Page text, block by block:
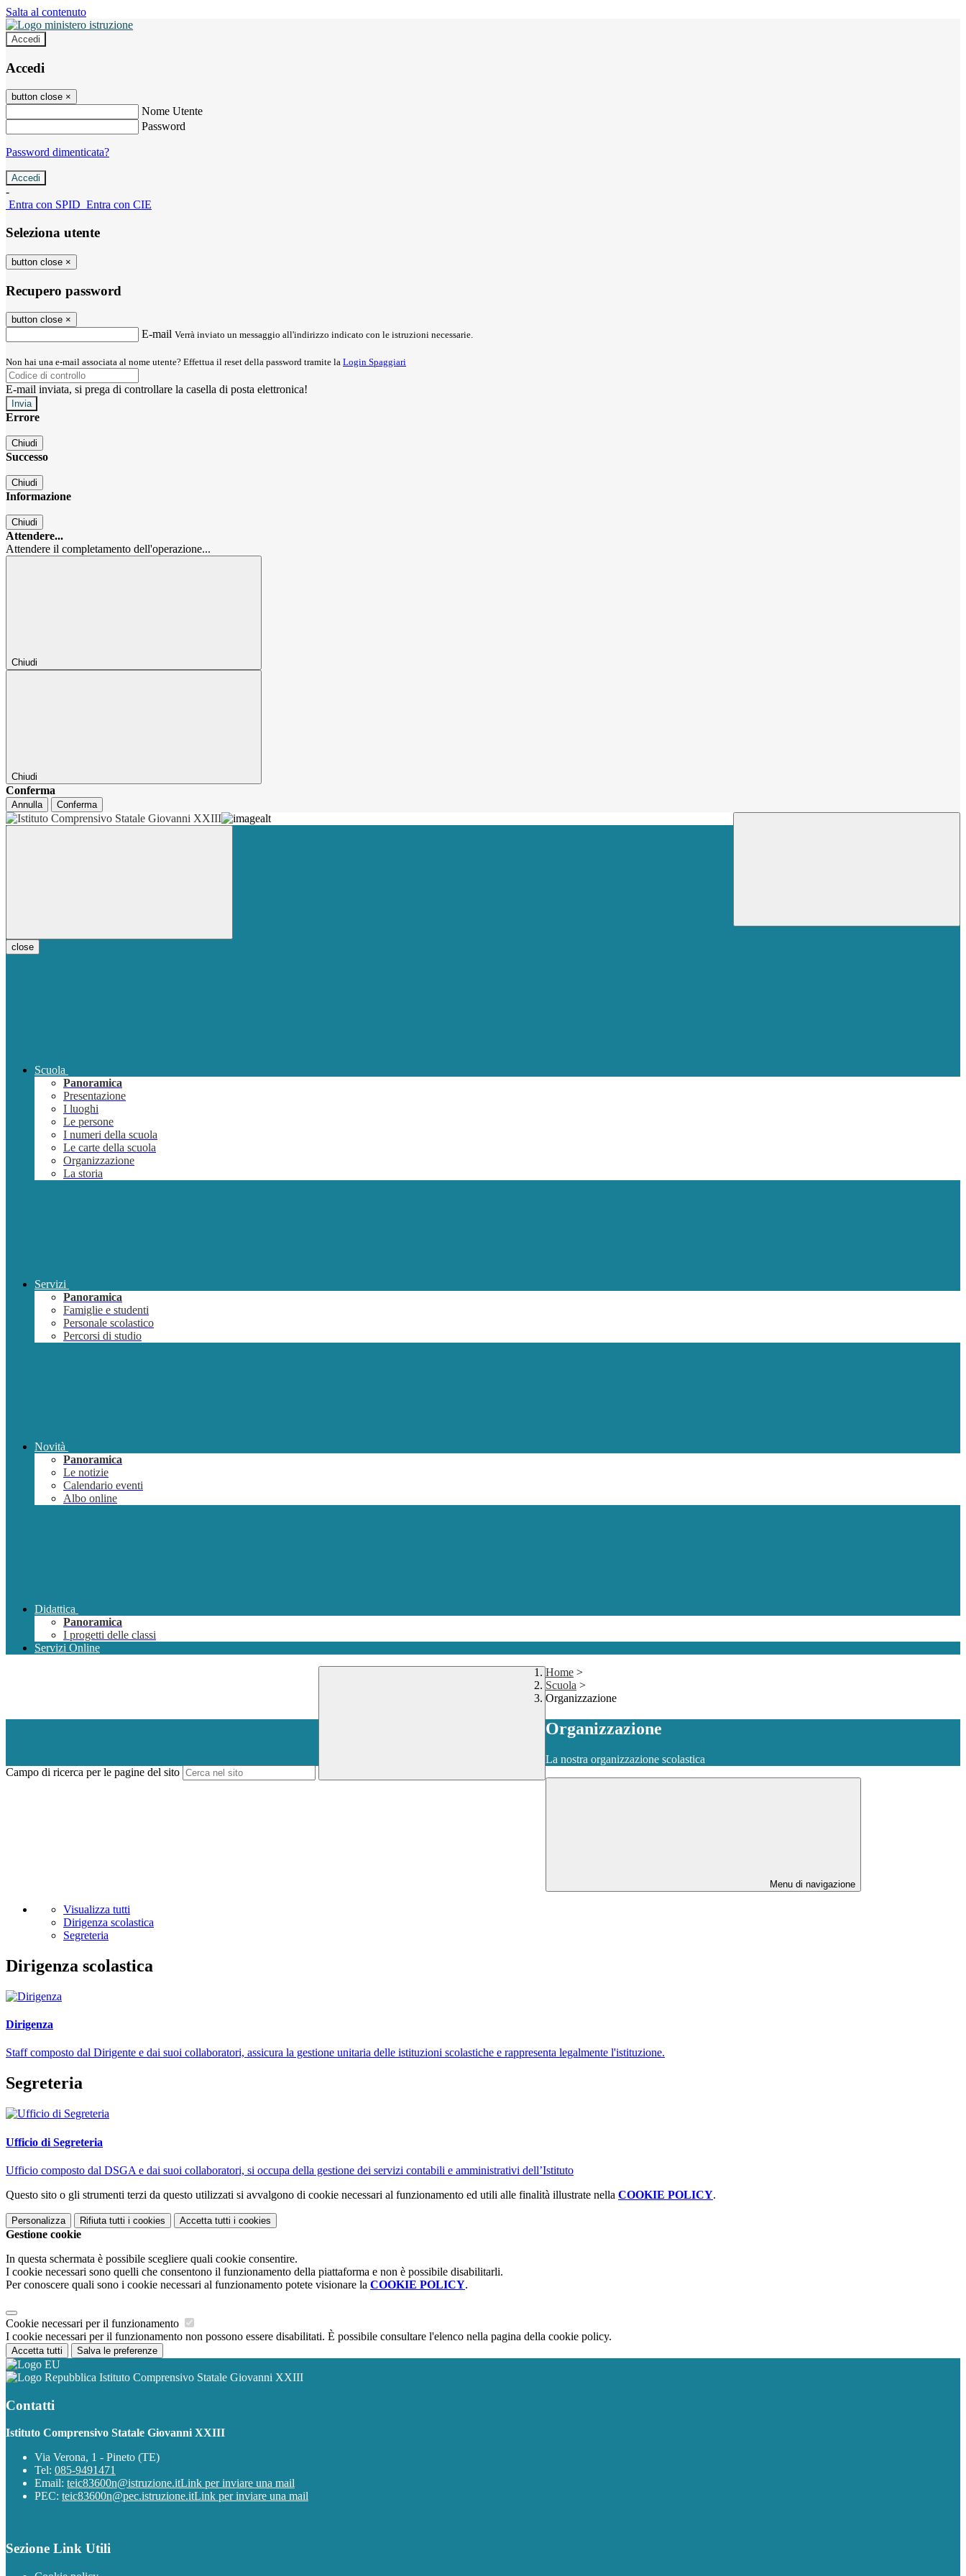
Salta al contenuto
Accedi
Accedi
button close ×
Nome Utente
Password
Password dimenticata?
-
Entra con SPID Entra con CIE
Seleziona utente
button close ×
Recupero password
button close ×
E-mail Verrà inviato un messaggio all'indirizzo indicato con le istruzioni necessarie.
Non hai una e-mail associata al nome utente? Effettua il reset della password tramite la Login Spaggiari
E-mail inviata, si prega di controllare la casella di posta elettronica!
Errore
Chiudi
Successo
Chiudi
Informazione
Chiudi
Attendere...
Attendere il completamento dell'operazione...
Chiudi
Chiudi
Conferma
Annulla Conferma
close
Scuola
Panoramica
Presentazione
I luoghi
Le persone
I numeri della scuola
Le carte della scuola
Organizzazione
La storia
Servizi
Panoramica
Famiglie e studenti
Personale scolastico
Percorsi di studio
Novità
Panoramica
Le notizie
Calendario eventi
Albo online
Didattica
Panoramica
I progetti delle classi
Servizi Online
Campo di ricerca per le pagine del sito
Home >
Scuola >
Organizzazione
Organizzazione
La nostra organizzazione scolastica
Menu di navigazione
Visualizza tutti
Dirigenza scolastica
Segreteria
Dirigenza scolastica
Dirigenza
Staff composto dal Dirigente e dai suoi collaboratori, assicura la gestione unitaria delle istituzioni scolastiche e rappresenta legalmente l'istituzione.
Segreteria
Ufficio di Segreteria
Ufficio composto dal DSGA e dai suoi collaboratori, si occupa della gestione dei servizi contabili e amministrativi dell’Istituto
Questo sito o gli strumenti terzi da questo utilizzati si avvalgono di cookie necessari al funzionamento ed utili alle finalità illustrate nella COOKIE POLICY.
Personalizza Rifiuta tutti i cookies Accetta tutti i cookies
Gestione cookie
In questa schermata è possibile scegliere quali cookie consentire.
I cookie necessari sono quelli che consentono il funzionamento della piattaforma e non è possibile disabilitarli.
Per conoscere quali sono i cookie necessari al funzionamento potete visionare la COOKIE POLICY.
Cookie necessari per il funzionamento
I cookie necessari per il funzionamento non possono essere disabilitati. È possibile consultare l'elenco nella pagina della cookie policy.
Accetta tutti Salva le preferenze
Istituto Comprensivo Statale Giovanni XXIII
Contatti
Istituto Comprensivo Statale Giovanni XXIII
Via Verona, 1 - Pineto (TE)
Tel: 085-9491471
Email: teic83600n@istruzione.itLink per inviare una mail
PEC: teic83600n@pec.istruzione.itLink per inviare una mail
Sezione Link Utili